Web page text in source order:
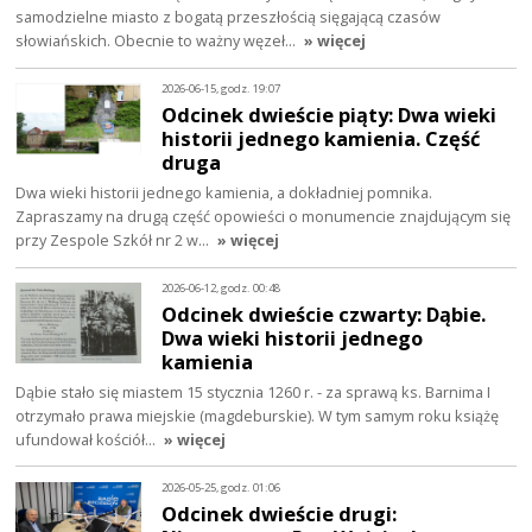
samodzielne miasto z bogatą przeszłością sięgającą czasów
słowiańskich. Obecnie to ważny węzeł… » więcej
2026-06-15, godz. 19:07
Odcinek dwieście piąty: Dwa wieki
historii jednego kamienia. Część
druga
Dwa wieki historii jednego kamienia, a dokładniej pomnika.
Zapraszamy na drugą część opowieści o monumencie znajdującym się
przy Zespole Szkół nr 2 w… » więcej
2026-06-12, godz. 00:48
Odcinek dwieście czwarty: Dąbie.
Dwa wieki historii jednego
kamienia
Dąbie stało się miastem 15 stycznia 1260 r. - za sprawą ks. Barnima I
otrzymało prawa miejskie (magdeburskie). W tym samym roku książę
ufundował kościół… » więcej
2026-05-25, godz. 01:06
Odcinek dwieście drugi: